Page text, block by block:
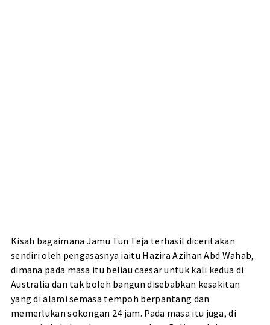
Kisah bagaimana Jamu Tun Teja terhasil diceritakan
sendiri oleh pengasasnya iaitu Hazira Azihan Abd Wahab,
dimana pada masa itu beliau caesar untuk kali kedua di
Australia dan tak boleh bangun disebabkan kesakitan
yang di alami semasa tempoh berpantang dan
memerlukan sokongan 24 jam. Pada masa itu juga, di